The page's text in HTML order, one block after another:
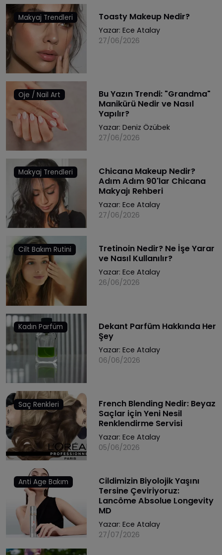
Makyaj Trendleri Toasty Makeup Nedir?
Yazar: Ece Atalay
27/06/2026
Oje / Nail Art
Bu Yazın Trendi: "Grandma"
Manikürü Nedir ve Nasıl
Yapılır?
Yazar: Deniz Özübek
27/06/2026
Makyaj Trendleri
Chicana Makeup Nedir?
Adım Adım 90'lar Chicana
Makyajı Rehberi
Yazar: Ece Atalay
27/06/2026
Cilt Bakım Rutini
Tretinoin Nedir? Ne İşe Yarar
ve Nasıl Kullanılır?
Yazar: Ece Atalay
26/06/2026
Kadın Parfüm
Dekant Parfüm Hakkında Her
Şey
Yazar: Ece Atalay
06/06/2026
Saç Renkleri
French Blending Nedir: Beyaz
Saçlar için Yeni Nesil
Renklendirme Servisi
Yazar: Ece Atalay
05/06/2026
Anti Age Bakım
Cildimizin Biyolojik Yaşını
Tersine Çeviriyoruz:
Lancôme Absolue Longevity
MD
Yazar: Ece Atalay
27/07/2026